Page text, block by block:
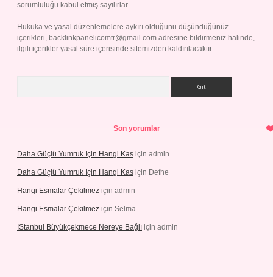
sorumluluğu kabul etmiş sayılırlar.
Hukuka ve yasal düzenlemelere aykırı olduğunu düşündüğünüz
içerikleri, backlinkpanelicomtr@gmail.com adresine bildirmeniz halinde,
ilgili içerikler yasal süre içerisinde sitemizden kaldırılacaktır.
Son yorumlar
Daha Güçlü Yumruk Için Hangi Kas için admin
Daha Güçlü Yumruk Için Hangi Kas için Defne
Hangi Esmalar Çekilmez için admin
Hangi Esmalar Çekilmez için Selma
İStanbul Büyükçekmece Nereye Bağlı için admin